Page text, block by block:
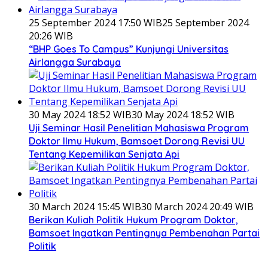
25 September 2024 17:50 WIB25 September 2024
20:26 WIB
“BHP Goes To Campus” Kunjungi Universitas
Airlangga Surabaya
30 May 2024 18:52 WIB30 May 2024 18:52 WIB
Uji Seminar Hasil Penelitian Mahasiswa Program
Doktor Ilmu Hukum, Bamsoet Dorong Revisi UU
Tentang Kepemilikan Senjata Api
30 March 2024 15:45 WIB30 March 2024 20:49 WIB
Berikan Kuliah Politik Hukum Program Doktor,
Bamsoet Ingatkan Pentingnya Pembenahan Partai
Politik